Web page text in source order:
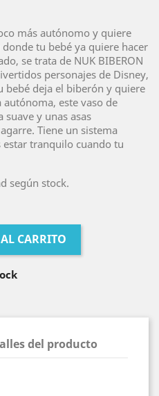
más autónomo y quiere
tu bebé ya quiere hacer
se trata de NUK BIBERON
personajes de Disney,
bebé deja el biberón y quiere
este vaso de
y unas asas
Tiene un sistema
tranquilo cuando tu
según stock.
CARRITO
del producto